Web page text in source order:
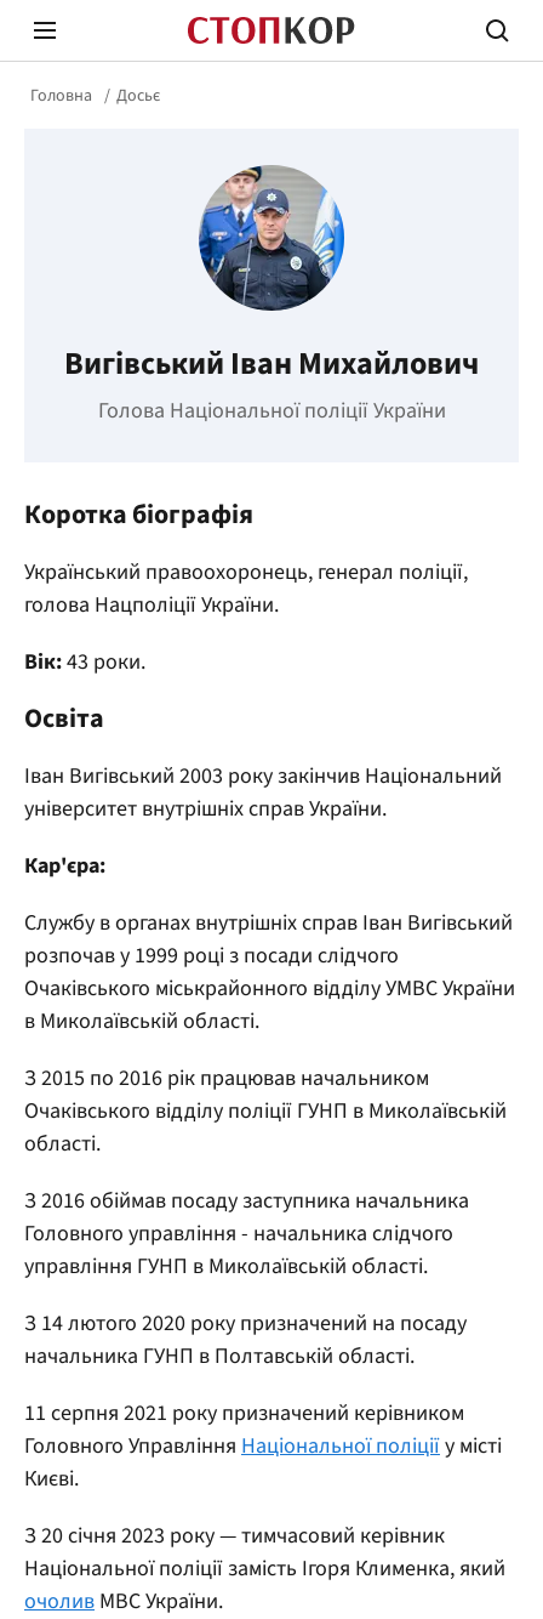
Стоп Політичній Корупції
Політика
Головна Досьє
Вигівський Іван Михайлович
Голова Національної поліції України
Коротка біографія
Український правоохоронець, генерал поліції,
голова Нацполіції України.
Вік:43 роки.
Освіта
Іван Вигівський 2003 року закінчив Національний
університет внутрішніх справ України.
Кар'єра:
Службу в органах внутрішніх справ Іван Вигівський
розпочав у 1999 році з посади слідчого
Очаківського міськрайонного відділу УМВС України
в Миколаївській області.
З 2015 по 2016 рік працював начальником
Очаківського відділу поліції ГУНП в Миколаївській
області.
З 2016 обіймав посаду заступника начальника
Головного управління - начальника слідчого
управління ГУНП в Миколаївській області.
З 14 лютого 2020 року призначений на посаду
начальника ГУНП в Полтавській області.
11 серпня 2021 року призначений керівником
Головного Управління Національної поліціїу місті
Києві.
З 20 січня 2023 року — тимчасовий керівник
Національної поліції замість Ігоря Клименка, який
очолив МВС України.